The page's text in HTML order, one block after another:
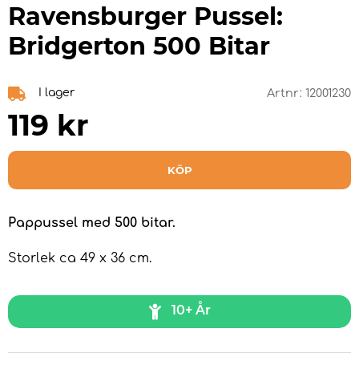
Ravensburger Pussel:
Bridgerton 500 Bitar
I lager Artnr: 12001230
119 kr
KÖP
Pappussel med 500 bitar.
Storlek ca 49 x 36 cm.
10+ År